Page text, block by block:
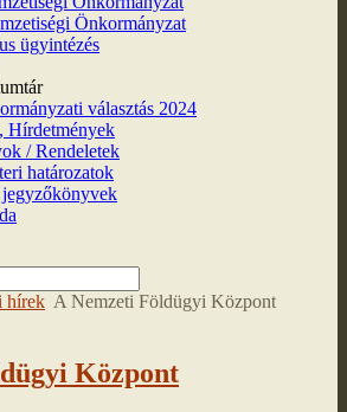
Önkormányzat
ügyintézés
választás 2024
Hírdetmények
/ Rendeletek
határozatok
hírek A Nemzeti Földügyi Központ
Központ